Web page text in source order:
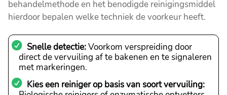
behandelmethode en het benodigde reinigingsmiddel
hierdoor bepalen welke techniek de voorkeur heeft.
Snelle detectie:Voorkom verspreiding door
direct de vervuiling af te bakenen en te signaleren
met markeringen.
Kies een reiniger op basis van soort vervuiling: